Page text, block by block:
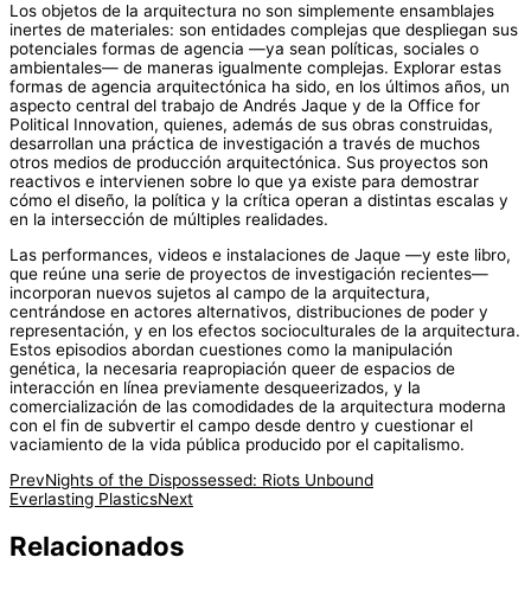
Los objetos de la arquitectura no son simplemente ensamblajes
inertes de materiales: son entidades complejas que despliegan sus
potenciales formas de agencia —ya sean políticas, sociales o
ambientales— de maneras igualmente complejas. Explorar estas
formas de agencia arquitectónica ha sido, en los últimos años, un
aspecto central del trabajo de Andrés Jaque y de la Office for
Political Innovation, quienes, además de sus obras construidas,
desarrollan una práctica de investigación a través de muchos
otros medios de producción arquitectónica. Sus proyectos son
reactivos e intervienen sobre lo que ya existe para demostrar
cómo el diseño, la política y la crítica operan a distintas escalas y
en la intersección de múltiples realidades.
Las performances, videos e instalaciones de Jaque —y este libro,
que reúne una serie de proyectos de investigación recientes—
incorporan nuevos sujetos al campo de la arquitectura,
centrándose en actores alternativos, distribuciones de poder y
representación, y en los efectos socioculturales de la arquitectura.
Estos episodios abordan cuestiones como la manipulación
genética, la necesaria reapropiación queer de espacios de
interacción en línea previamente desqueerizados, y la
comercialización de las comodidades de la arquitectura moderna
con el fin de subvertir el campo desde dentro y cuestionar el
vaciamiento de la vida pública producido por el capitalismo.
PrevNights of the Dispossessed: Riots Unbound
Everlasting PlasticsNext
Relacionados